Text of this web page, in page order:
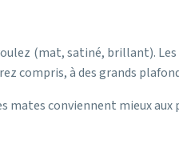
(mat, satiné, brillant).
compris, à des grands
conviennent mieux aux